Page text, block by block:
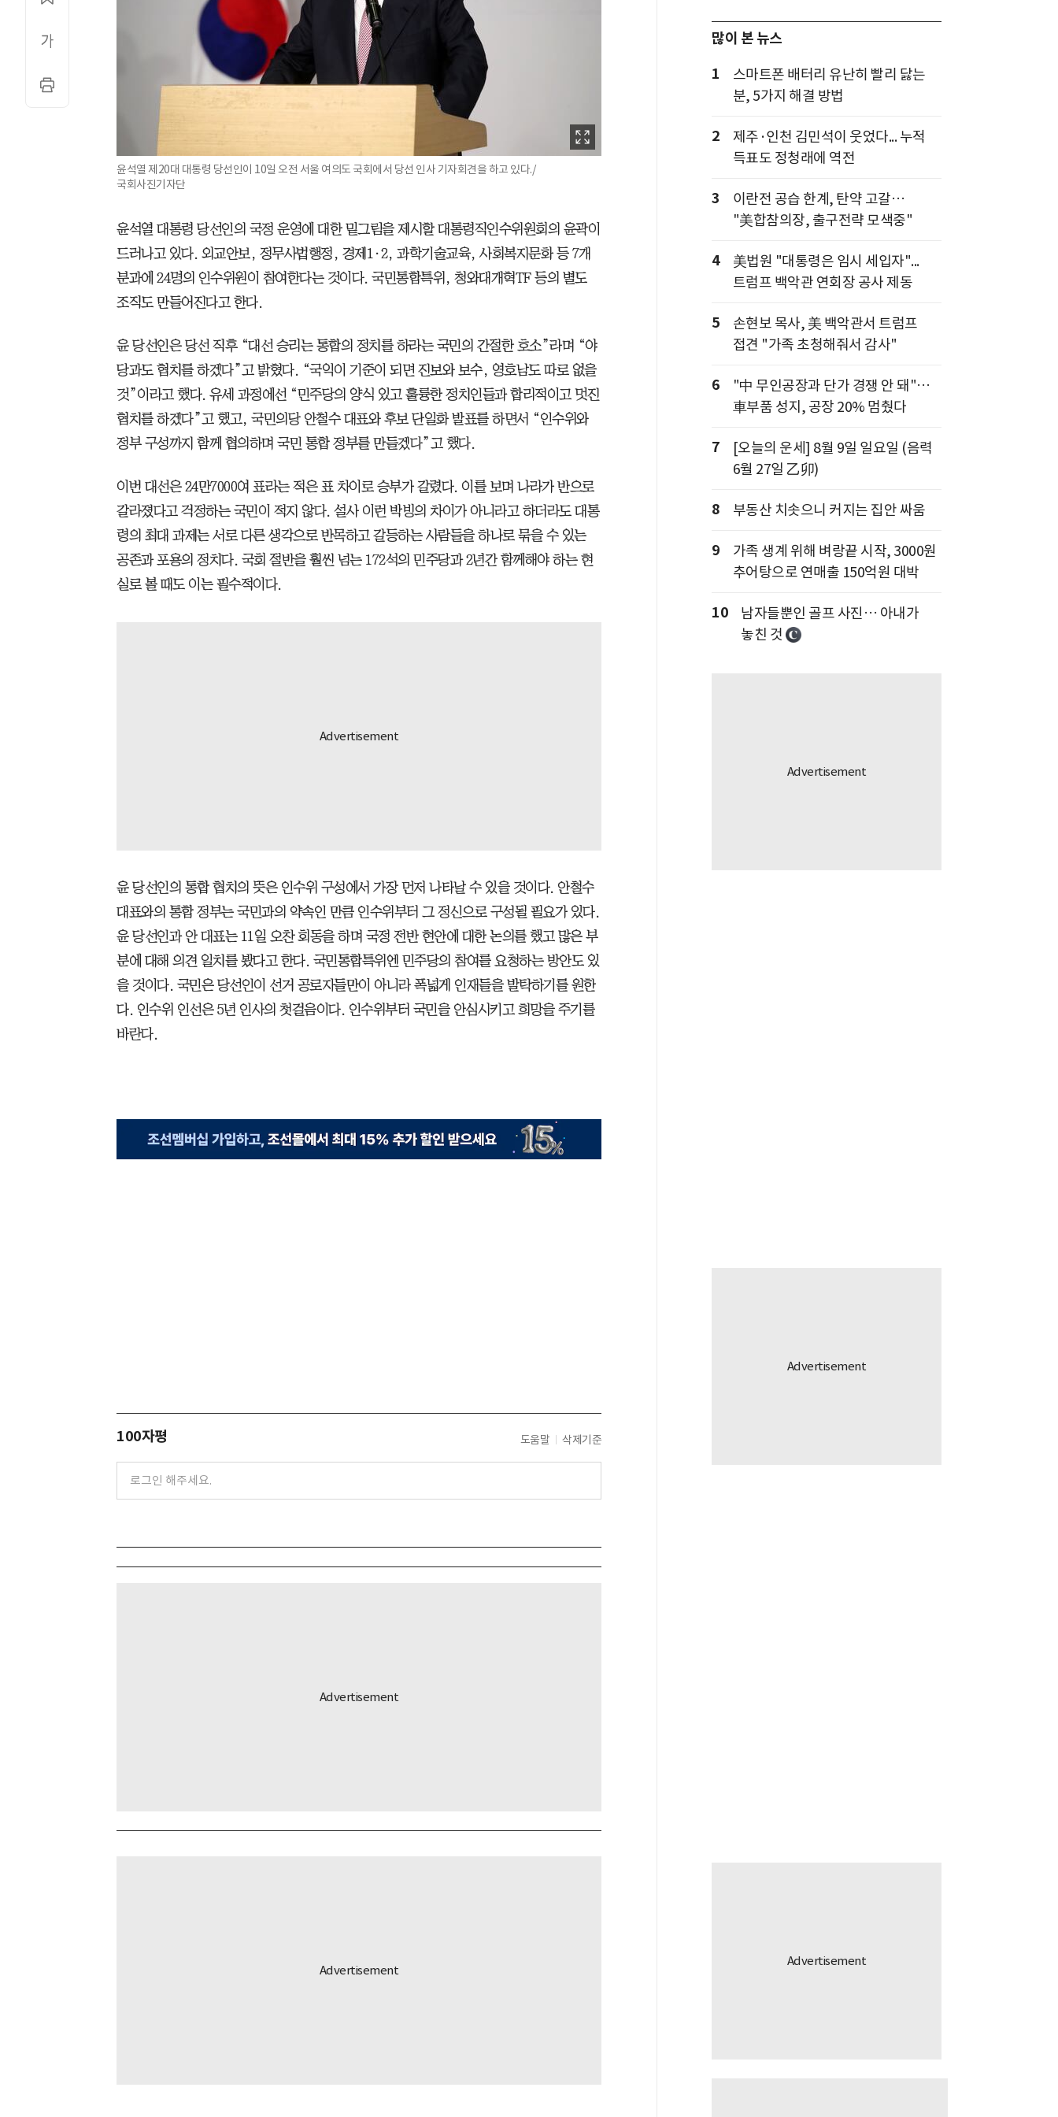
윤석열 제20대 대통령 당선인이 10일 오전 서울 여의도 국회에서 당선 인사 기자회견을 하고 있다./
국회사진기자단
윤석열 대통령 당선인의 국정 운영에 대한 밑그림을 제시할 대통령직인수위원회의 윤곽이
드러나고 있다. 외교안보, 정무사법행정, 경제1·2, 과학기술교육, 사회복지문화 등 7개
분과에 24명의 인수위원이 참여한다는 것이다. 국민통합특위, 청와대개혁TF 등의 별도
조직도 만들어진다고 한다.
윤 당선인은 당선 직후 “대선 승리는 통합의 정치를 하라는 국민의 간절한 호소”라며 “야
당과도 협치를 하겠다”고 밝혔다. “국익이 기준이 되면 진보와 보수, 영호남도 따로 없을
것”이라고 했다. 유세 과정에선 “민주당의 양식 있고 훌륭한 정치인들과 합리적이고 멋진
협치를 하겠다”고 했고, 국민의당 안철수 대표와 후보 단일화 발표를 하면서 “인수위와
정부 구성까지 함께 협의하며 국민 통합 정부를 만들겠다”고 했다.
이번 대선은 24만7000여 표라는 적은 표 차이로 승부가 갈렸다. 이를 보며 나라가 반으로
갈라졌다고 걱정하는 국민이 적지 않다. 설사 이런 박빙의 차이가 아니라고 하더라도 대통
령의 최대 과제는 서로 다른 생각으로 반목하고 갈등하는 사람들을 하나로 묶을 수 있는
공존과 포용의 정치다. 국회 절반을 훨씬 넘는 172석의 민주당과 2년간 함께해야 하는 현
실로 볼 때도 이는 필수적이다.
윤 당선인의 통합 협치의 뜻은 인수위 구성에서 가장 먼저 나타날 수 있을 것이다. 안철수
대표와의 통합 정부는 국민과의 약속인 만큼 인수위부터 그 정신으로 구성될 필요가 있다.
윤 당선인과 안 대표는 11일 오찬 회동을 하며 국정 전반 현안에 대한 논의를 했고 많은 부
분에 대해 의견 일치를 봤다고 한다. 국민통합특위엔 민주당의 참여를 요청하는 방안도 있
을 것이다. 국민은 당선인이 선거 공로자들만이 아니라 폭넓게 인재들을 발탁하기를 원한
다. 인수위 인선은 5년 인사의 첫걸음이다. 인수위부터 국민을 안심시키고 희망을 주기를
바란다.
100자평 도움말 삭제기준
많이 본 뉴스
1
스마트폰 배터리 유난히 빨리 닳는
분, 5가지 해결 방법
2
제주·인천 김민석이 웃었다... 누적
득표도 정청래에 역전
3
이란전 공습 한계, 탄약 고갈…
"美합참의장, 출구전략 모색중"
4
美법원 "대통령은 임시 세입자"...
트럼프 백악관 연회장 공사 제동
5
손현보 목사, 美 백악관서 트럼프
접견 "가족 초청해줘서 감사"
6
"中 무인공장과 단가 경쟁 안 돼"…
車부품 성지, 공장 20% 멈췄다
7
[오늘의 운세] 8월 9일 일요일 (음력
6월 27일 乙卯)
8 부동산 치솟으니 커지는 집안 싸움
9
가족 생계 위해 벼랑끝 시작, 3000원
추어탕으로 연매출 150억원 대박
10
남자들뿐인 골프 사진… 아내가
놓친 것